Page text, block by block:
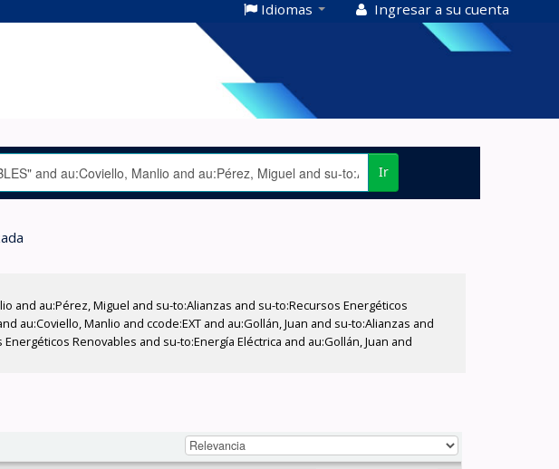
Idiomas Ingresar a su cuenta
Ir
and au:Pérez, Miguel and su-to:Alianzas and su-to:Recursos Energéticos
au:Coviello, Manlio and ccode:EXT and au:Gollán, Juan and su-to:Alianzas and
Renovables and su-to:Energía Eléctrica and au:Gollán, Juan and